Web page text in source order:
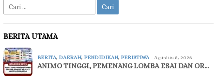
Cari
untuk:
BERITA UTAMA
BERITA, DAERAH, PENDIDIKAN, PERISTIWA Agustus 8, 2026
ANIMO TINGGI, PEMENANG LOMBA ESAI DAN OR…